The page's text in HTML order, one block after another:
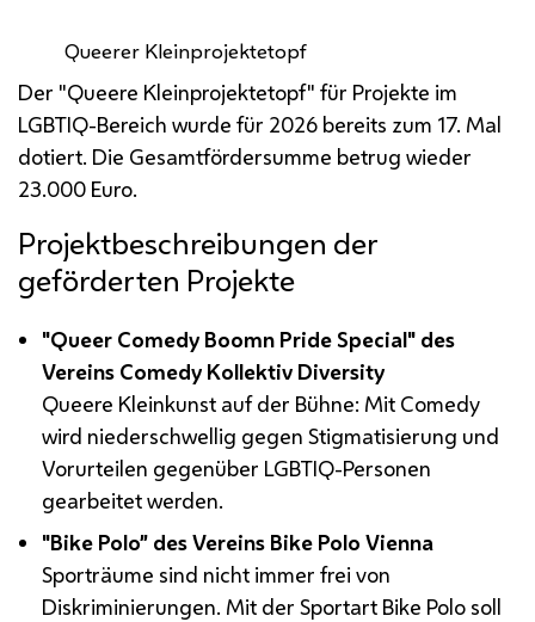
Queerer Kleinprojektetopf
Der "Queere Kleinprojektetopf" für Projekte im
LGBTIQ-Bereich wurde für 2026 bereits zum 17. Mal
dotiert. Die Gesamtfördersumme betrug wieder
23.000 Euro.
Projektbeschreibungen der
geförderten Projekte
"Queer Comedy Boomn Pride Special" des
Vereins Comedy Kollektiv Diversity
Queere Kleinkunst auf der Bühne: Mit Comedy
wird niederschwellig gegen Stigmatisierung und
Vorurteilen gegenüber LGBTIQ-Personen
gearbeitet werden.
"Bike Polo” des Vereins Bike Polo Vienna
Sporträume sind nicht immer frei von
Diskriminierungen. Mit der Sportart Bike Polo soll